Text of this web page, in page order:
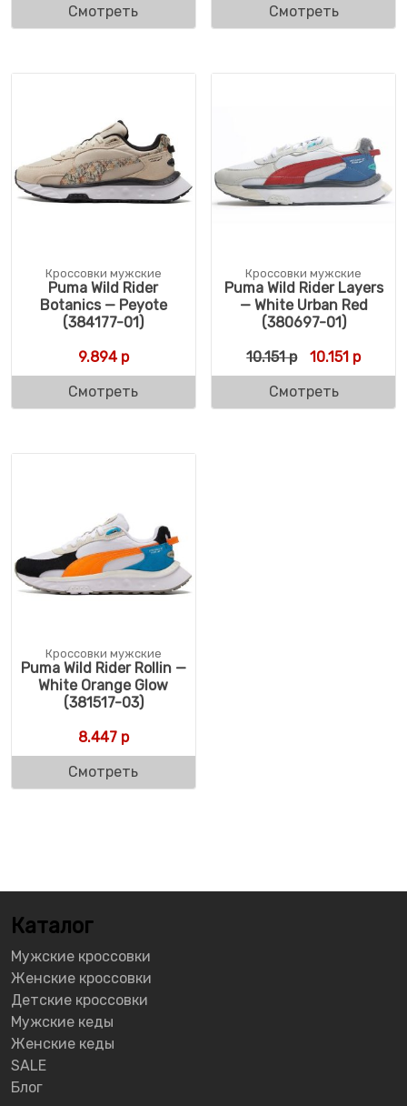
Смотреть
Смотреть
Кроссовки мужские
Puma Wild Rider
Botanics — Peyote
(384177-01)
9.894р
Смотреть
Кроссовки мужские
Puma Wild Rider Layers
— White Urban Red
(380697-01)
10.151р 10.151 р
Смотреть
Кроссовки мужские
Puma Wild Rider Rollin —
White Orange Glow
(381517-03)
8.447р
Смотреть
Каталог
Мужские кроссовки
Женские кроссовки
Детские кроссовки
Мужские кеды
Женские кеды
SALE
Блог